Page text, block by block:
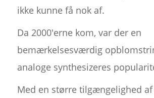
ikke kunne få nok af.
Da 2000'erne kom, var der en
bemærkelsesværdig
analoge synthesizeres
Med en større tilgængelighed